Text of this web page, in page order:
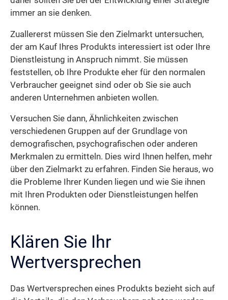
immer an sie denken.
Zuallererst müssen Sie den Zielmarkt untersuchen,
der am Kauf Ihres Produkts interessiert ist oder Ihre
Dienstleistung in Anspruch nimmt. Sie müssen
feststellen, ob Ihre Produkte eher für den normalen
Verbraucher geeignet sind oder ob Sie sie auch
anderen Unternehmen anbieten wollen.
Versuchen Sie dann, Ähnlichkeiten zwischen
verschiedenen Gruppen auf der Grundlage von
demografischen, psychografischen oder anderen
Merkmalen zu ermitteln. Dies wird Ihnen helfen, mehr
über den Zielmarkt zu erfahren. Finden Sie heraus, wo
die Probleme Ihrer Kunden liegen und wie Sie ihnen
mit Ihren Produkten oder Dienstleistungen helfen
können.
Klären Sie Ihr
Wertversprechen
Das Wertversprechen eines Produkts bezieht sich auf